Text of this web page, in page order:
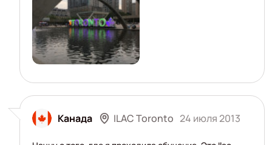
Канада ILAC Toronto 24 июля 2013